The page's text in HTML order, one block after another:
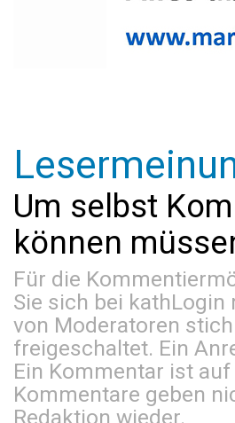
Um selbst
können
Für die
Sie sich bei kathLogin
von Moderatoren
freigeschaltet. Ein
Ein Kommentar ist
Kommentare geben
Redaktion wieder.